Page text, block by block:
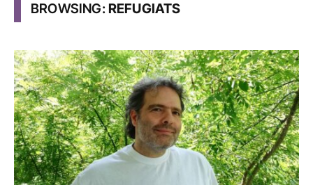
BROWSING:REFUGIATS